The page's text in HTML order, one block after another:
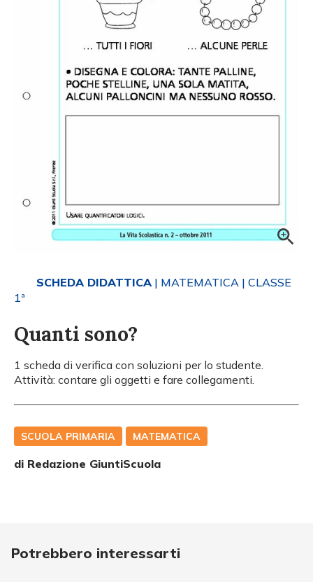
SCHEDA DIDATTICA | MATEMATICA | CLASSE
1ª
Quanti sono?
1 scheda di verifica con soluzioni per lo studente.
Attività: contare gli oggetti e fare collegamenti.
SCUOLA PRIMARIA MATEMATICA
di Redazione GiuntiScuola
Potrebbero interessarti